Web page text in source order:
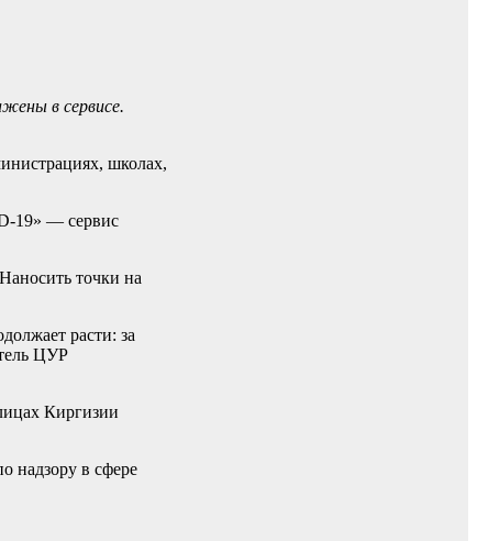
в сервисе.
школах,
19» — сервис
точки на
расти: за
ЦУР
Киргизии
надзору в сфере